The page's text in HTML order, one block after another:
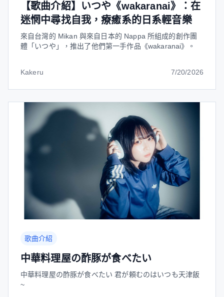
【歌曲介紹】いつや《wakaranai》：在
迷惘中尋找自我，療癒系的日系輕音樂
來自台灣的 Mikan 與來自日本的 Nappa 所組成的創作團
體「いつや」，推出了他們第一手作品《wakaranai》。
Kakeru 7/20/2026
歌曲介紹
中華料理屋の酢豚が食べたい
中華料理屋の酢豚が食べたい 君が頼むのはいつも天津飯
~